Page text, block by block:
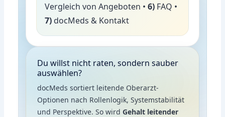
Vergleich von Angeboten •6) FAQ •
7) docMeds & Kontakt
Du willst nicht raten, sondern sauber
auswählen?
docMeds sortiert leitende Oberarzt-
Optionen nach Rollenlogik, Systemstabilität
und Perspektive. So wirdGehalt leitender